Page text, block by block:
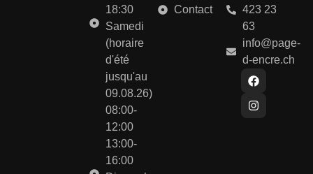
18:30
Samedi
(horaire
d'été
jusqu'au
09.08.26)
08:00-
12:00
13:00-
16:00
Contact
423 23
63
info@page-
d-encre.ch